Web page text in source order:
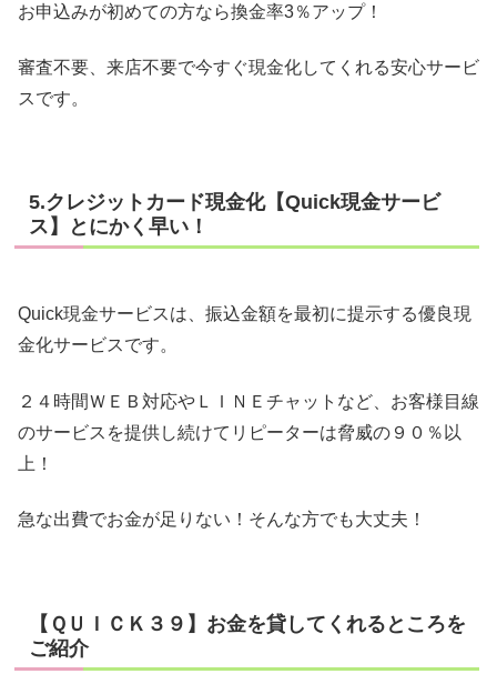
お申込みが初めての方なら換金率3％アップ！
審査不要、来店不要で今すぐ現金化してくれる安心サービ
スです。
5.クレジットカード現金化【Quick現金サービ
ス】とにかく早い！
Quick現金サービスは、振込金額を最初に提示する優良現
金化サービスです。
２４時間ＷＥＢ対応やＬＩＮＥチャットなど、お客様目線
のサービスを提供し続けてリピーターは脅威の９０％以
上！
急な出費でお金が足りない！そんな方でも大丈夫！
【ＱＵＩＣＫ３９】お金を貸してくれるところを
ご紹介